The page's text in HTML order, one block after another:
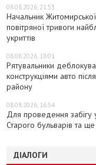
08.08.2026, 21:53
Начальник
повітряної тривоги
укриттів
08.08.2026, 18:01
Рятувальники
конструкціями авто
району
08.08.2026, 16:54
Для проведення забігу
Старого бульварів та ще
ДІАЛОГИ